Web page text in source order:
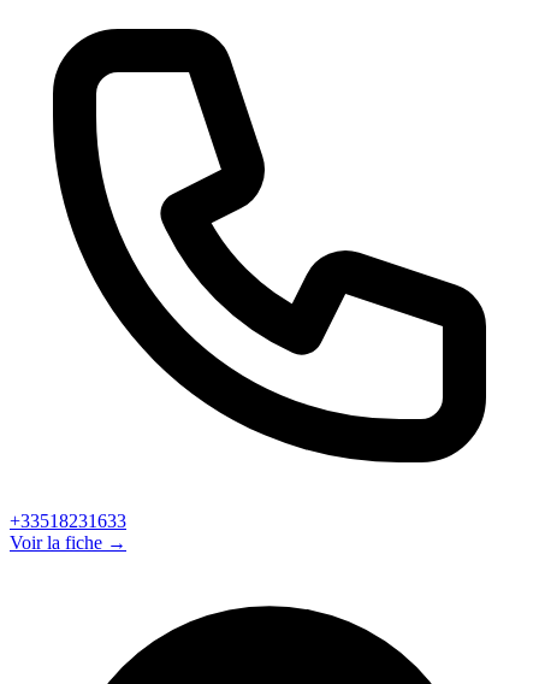
+33518231633
Voir la fiche →